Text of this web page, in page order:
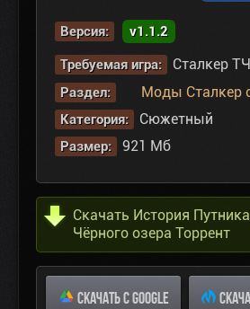
Версия: v1.1.2
Требуемая игра: Сталкер
Раздел: Моды Сталкер
Категория: Сюжетный
Размер: 921 Мб
Скачать История
Чёрного озера Торрент
СКАЧАТЬ С GOOGLE